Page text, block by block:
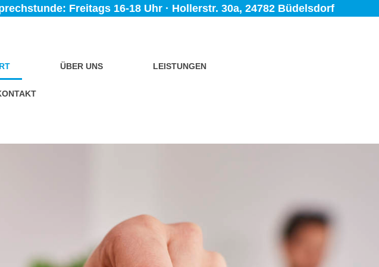
Freitags 16-18 Uhr · Hollerstr. 30a, 24782 Büdelsdorf
ÜBER UNS LEISTUNGEN